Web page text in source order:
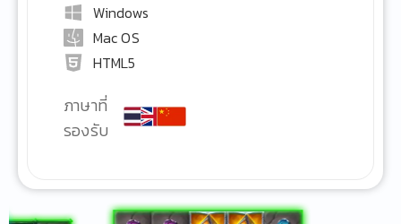
Windows
Mac OS
HTML5
ภาษาที่
รองรับ